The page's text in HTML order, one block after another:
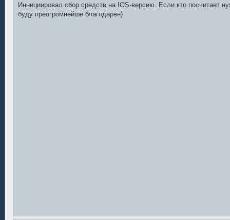
щ
е
н
Иннициировал сбор средств на IOS-версию. Если кто посчитает
буду преогромнейше благодарен)